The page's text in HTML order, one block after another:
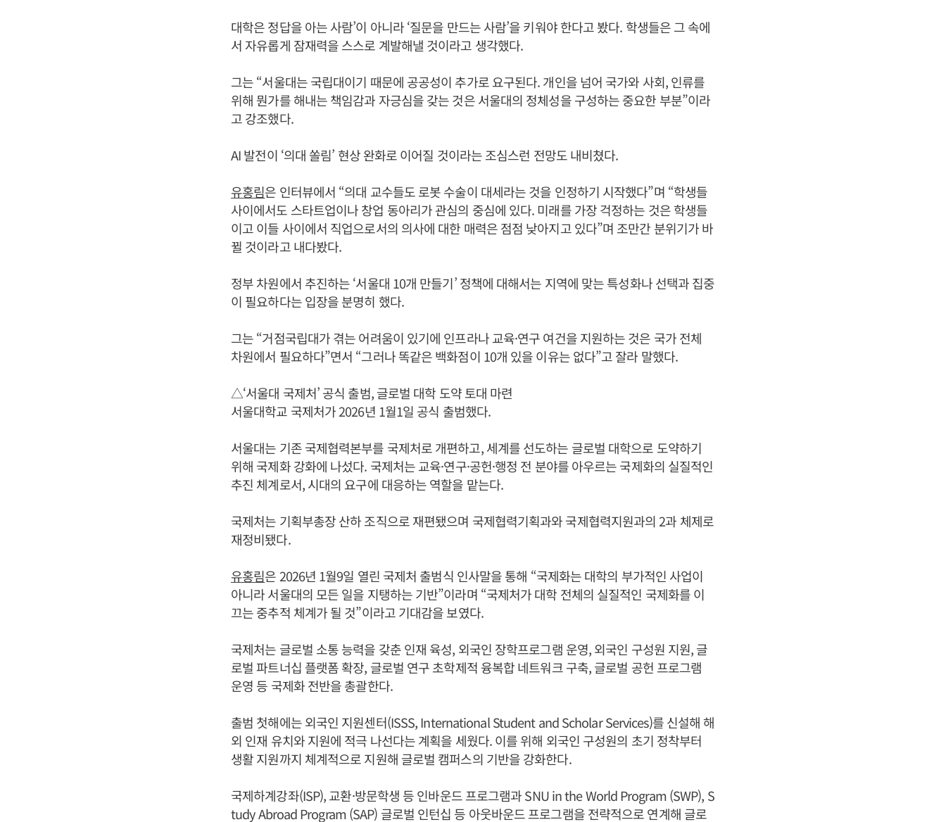
대학은 정답을 아는 사람’이 아니라 ‘질문을 만드는 사람’을 키워야 한다고 봤다. 학생들은 그 속에
서 자유롭게 잠재력을 스스로 계발해낼 것이라고 생각했다.
그는 “서울대는 국립대이기 때문에 공공성이 추가로 요구된다. 개인을 넘어 국가와 사회, 인류를
위해 뭔가를 해내는 책임감과 자긍심을 갖는 것은 서울대의 정체성을 구성하는 중요한 부분”이라
고 강조했다.
AI 발전이 ‘의대 쏠림’ 현상 완화로 이어질 것이라는 조심스런 전망도 내비쳤다.
유홍림은 인터뷰에서 “의대 교수들도 로봇 수술이 대세라는 것을 인정하기 시작했다”며 “학생들
사이에서도 스타트업이나 창업 동아리가 관심의 중심에 있다. 미래를 가장 걱정하는 것은 학생들
이고 이들 사이에서 직업으로서의 의사에 대한 매력은 점점 낮아지고 있다”며 조만간 분위기가 바
뀔 것이라고 내다봤다.
정부 차원에서 추진하는 ‘서울대 10개 만들기’ 정책에 대해서는 지역에 맞는 특성화나 선택과 집중
이 필요하다는 입장을 분명히 했다.
그는 “거점국립대가 겪는 어려움이 있기에 인프라나 교육·연구 여건을 지원하는 것은 국가 전체
차원에서 필요하다”면서 “그러나 똑같은 백화점이 10개 있을 이유는 없다”고 잘라 말했다.
△‘서울대 국제처’ 공식 출범, 글로벌 대학 도약 토대 마련
서울대학교 국제처가 2026년 1월1일 공식 출범했다.
서울대는 기존 국제협력본부를 국제처로 개편하고, 세계를 선도하는 글로벌 대학으로 도약하기
위해 국제화 강화에 나섰다. 국제처는 교육·연구·공헌·행정 전 분야를 아우르는 국제화의 실질적인
추진 체계로서, 시대의 요구에 대응하는 역할을 맡는다.
국제처는 기획부총장 산하 조직으로 재편됐으며 국제협력기획과와 국제협력지원과의 2과 체제로
재정비됐다.
유홍림은 2026년 1월9일 열린 국제처 출범식 인사말을 통해 “국제화는 대학의 부가적인 사업이
아니라 서울대의 모든 일을 지탱하는 기반”이라며 “국제처가 대학 전체의 실질적인 국제화를 이
끄는 중추적 체계가 될 것”이라고 기대감을 보였다.
국제처는 글로벌 소통 능력을 갖춘 인재 육성, 외국인 장학프로그램 운영, 외국인 구성원 지원, 글
로벌 파트너십 플랫폼 확장, 글로벌 연구 초학제적 융복합 네트워크 구축, 글로벌 공헌 프로그램
운영 등 국제화 전반을 총괄한다.
출범 첫해에는 외국인 지원센터(ISSS, International Student and Scholar Services)를 신설해 해
외 인재 유치와 지원에 적극 나선다는 계획을 세웠다. 이를 위해 외국인 구성원의 초기 정착부터
생활 지원까지 체계적으로 지원해 글로벌 캠퍼스의 기반을 강화한다.
국제하계강좌(ISP), 교환·방문학생 등 인바운드 프로그램과 SNU in the World Program (SWP), S
tudy Abroad Program (SAP) 글로벌 인턴십 등 아웃바운드 프로그램을 전략적으로 연계해 글로